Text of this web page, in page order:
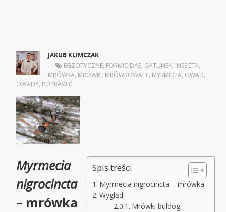
JAKUB KLIMCZAK
EGZOTYCZNE, FORMICIDAE, GATUNEK, INSECTA,
MRÓWKA, MRÓWKI, MRÓWKOWATE, MYRMECIA, OWAD,
OWADY, POPRAWIĆ
Spis treści
Myrmecia nigrocincta – mrówka
Wygląd
Mrówki buldogi
Myrmecia
nigrocincta
– mrówka